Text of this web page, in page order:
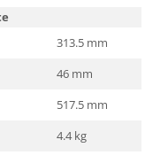
313.5 mm
46 mm
517.5 mm
4.4 kg